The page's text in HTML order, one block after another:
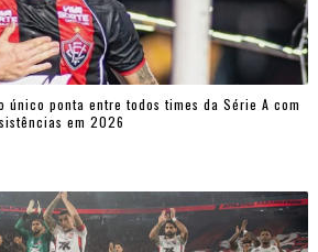
único ponta entre todos times da Série A com
em 2026